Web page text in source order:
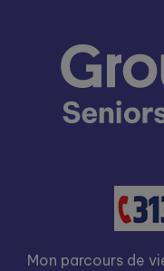
Mon parcours de